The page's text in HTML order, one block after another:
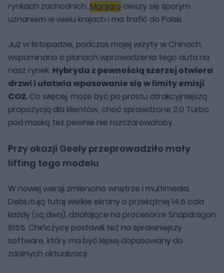
rynkach zachodnich. Monjaro cieszy się sporym
uznaniem w wielu krajach i ma trafić do Polski.
Już w listopadzie, podczas mojej wizyty w Chinach,
wspominano o planach wprowadzenia tego auta na
nasz rynek. Hybryda z pewnością szerzej otwiera
drzwi i ułatwia wpasowanie się w limity emisji
CO2. Co więcej, może być po prostu atrakcyjniejszą
propozycją dla klientów, choć sprawdzone 2.0 Turbo
pod maską też pewnie nie rozczarowałoby.
Przy okazji Geely przeprowadziło mały
lifting tego modelu
W nowej wersji zmieniono wnętrze i multimedia.
Debiutują tutaj wielkie ekrany o przekątnej 14,6 cala
każdy (są dwa), działające na procesorze Snapdragon
8155. Chińczycy postawili też na sprawniejszy
software, który ma być lepiej dopasowany do
zdalnych aktualizacji.